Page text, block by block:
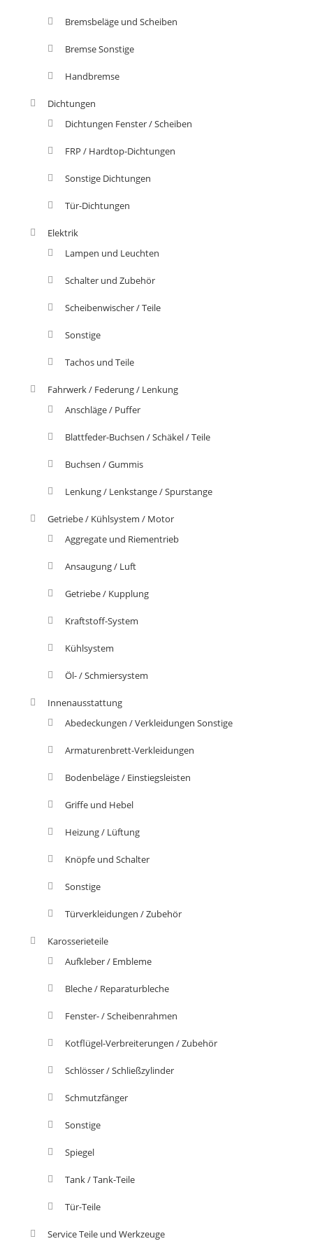
Bremsbeläge und Scheiben
Bremse Sonstige
Handbremse
Dichtungen
Dichtungen Fenster / Scheiben
FRP / Hardtop-Dichtungen
Sonstige Dichtungen
Tür-Dichtungen
Elektrik
Lampen und Leuchten
Schalter und Zubehör
Scheibenwischer / Teile
Sonstige
Tachos und Teile
Fahrwerk / Federung / Lenkung
Anschläge / Puffer
Blattfeder-Buchsen / Schäkel / Teile
Buchsen / Gummis
Lenkung / Lenkstange / Spurstange
Getriebe / Kühlsystem / Motor
Aggregate und Riementrieb
Ansaugung / Luft
Getriebe / Kupplung
Kraftstoff-System
Kühlsystem
Öl- / Schmiersystem
Innenausstattung
Abedeckungen / Verkleidungen Sonstige
Armaturenbrett-Verkleidungen
Bodenbeläge / Einstiegsleisten
Griffe und Hebel
Heizung / Lüftung
Knöpfe und Schalter
Sonstige
Türverkleidungen / Zubehör
Karosserieteile
Aufkleber / Embleme
Bleche / Reparaturbleche
Fenster- / Scheibenrahmen
Kotflügel-Verbreiterungen / Zubehör
Schlösser / Schließzylinder
Schmutzfänger
Sonstige
Spiegel
Tank / Tank-Teile
Tür-Teile
Service Teile und Werkzeuge